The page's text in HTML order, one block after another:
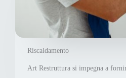
Riscaldamento
Art Restruttura si impegna a